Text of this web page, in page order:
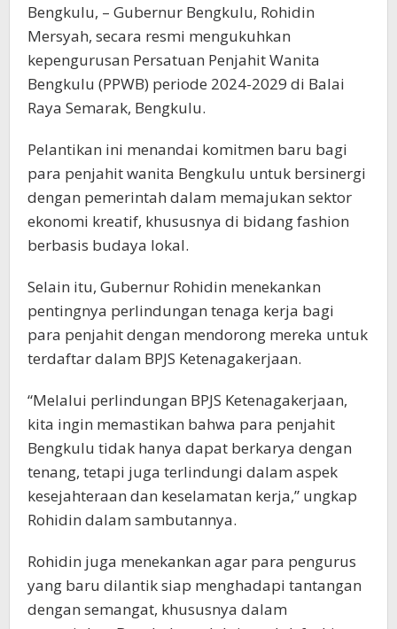
Bengkulu, – Gubernur Bengkulu, Rohidin
Mersyah, secara resmi mengukuhkan
kepengurusan Persatuan Penjahit Wanita
Bengkulu (PPWB) periode 2024-2029 di Balai
Raya Semarak, Bengkulu.
Pelantikan ini menandai komitmen baru bagi
para penjahit wanita Bengkulu untuk bersinergi
dengan pemerintah dalam memajukan sektor
ekonomi kreatif, khususnya di bidang fashion
berbasis budaya lokal.
Selain itu, Gubernur Rohidin menekankan
pentingnya perlindungan tenaga kerja bagi
para penjahit dengan mendorong mereka untuk
terdaftar dalam BPJS Ketenagakerjaan.
“Melalui perlindungan BPJS Ketenagakerjaan,
kita ingin memastikan bahwa para penjahit
Bengkulu tidak hanya dapat berkarya dengan
tenang, tetapi juga terlindungi dalam aspek
kesejahteraan dan keselamatan kerja,” ungkap
Rohidin dalam sambutannya.
Rohidin juga menekankan agar para pengurus
yang baru dilantik siap menghadapi tantangan
dengan semangat, khususnya dalam